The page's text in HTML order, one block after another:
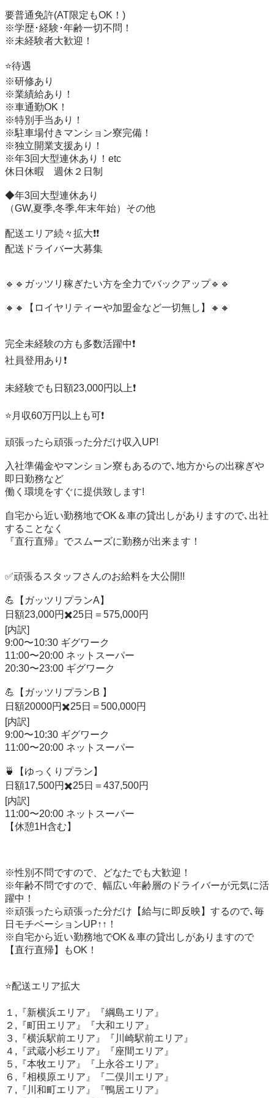
要普通免許(AT限定もOK！)
※学歴･経験･年齢一切不問！
※未経験者大歓迎！
⭐️待遇
※研修あり
※業績給あり！
※車通勤OK！
※特別手当あり！
※駐車場付きマンション寮完備！
※独立開業支援あり！
※年3回大型連休あり！etc
休日休暇　週休２日制
◆年3回大型連休あり
（GW,夏季,冬季,年末年始）その他
配送エリア続々拡大❗️❗️
配送ドライバー大募集
🔹🔹ガッツリ稼ぎたい方を全力でバックアップ🔹🔹
🔸🔸【ロイヤリティーや加盟金など一切無し】🔸🔸
完全未経験の方も多数活躍中❗️
社員登用あり❗️
未経験でも日額23,000円以上❗️
⭐️月収60万円以上も可❗️
頑張ったら頑張った分だけ収入UP!
入社準備金やマンション寮もあるので､地方からの出稼ぎや
即日勤務など
働く環境をすぐに提供致します!
自宅から近い勤務地でOK＆車の貸出しがありますので､出社
することなく
『直行直帰』でスムーズに勤務が出来ます！
✅頑張るスタッフさんのお給料を大公開!!
💪【ガッツリプランA】
日額23,000円✖️25日＝575,000円
[内訳]
9:00〜10:30 ギグワーク
11:00〜20:00 ネットスーパー
20:30〜23:00 ギグワーク
💪【ガッツリプランB 】
日額20000円✖️25日＝500,000円
[内訳]
9:00〜10:30 ギグワーク
11:00〜20:00 ネットスーパー
🍵【ゆっくりプラン】
日額17,500円✖️25日＝437,500円
[内訳]
11:00〜20:00 ネットスーパー
【休憩1H含む】
※性別不問ですので、どなたでも大歓迎！
※年齢不問ですので、幅広い年齢層のドライバーが元気に活
躍中！
※頑張ったら頑張った分だけ【給与に即反映】するので､毎
日モチベーションUP↑↑！
※自宅から近い勤務地でOK＆車の貸出しがありますので
【直行直帰】もOK！
⭐️配送エリア拡大
１,『新横浜エリア』『綱島エリア』
２,『町田エリア』『大和エリア』
３,『横浜駅前エリア』『川崎駅前エリア』
４,『武蔵小杉エリア』『座間エリア』
５,『本牧エリア』『上永谷エリア』
６,『相模原エリア』『二俣川エリア』
７,『川和町エリア』『鴨居エリア』